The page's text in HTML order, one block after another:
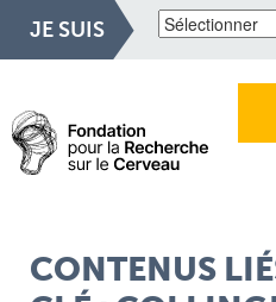
JE SUIS
CONTENUS